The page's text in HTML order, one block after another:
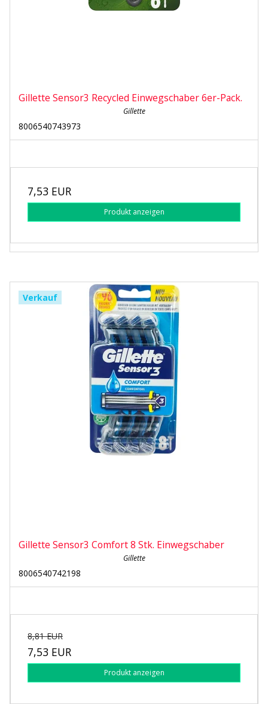
Gillette Sensor3 Recycled Einwegschaber 6er-Pack.
Gillette
8006540743973
7,53 EUR
Produkt anzeigen
Verkauf
Gillette Sensor3 Comfort 8 Stk. Einwegschaber
Gillette
8006540742198
8,81 EUR
7,53 EUR
Produkt anzeigen